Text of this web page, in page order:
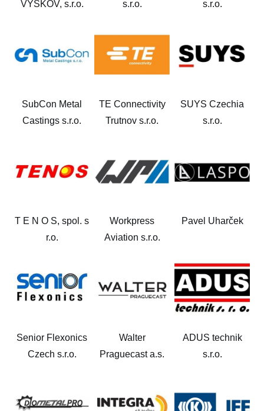
VYŠKOV, s.r.o.
s.r.o.
s.r.o.
SubCon Metal
Castings s.r.o.
TE Connectivity
Trutnov s.r.o.
SUYS Czechia
s.r.o.
T E N O S, spol. s
r.o.
Workpress
Aviation s.r.o.
Pavel Uharček
Senior Flexonics
Czech s.r.o.
Walter
Praguecast a.s.
ADUS technik
s.r.o.